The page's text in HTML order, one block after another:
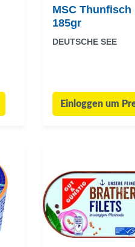
MSC Thunfisch
185gr
DEUTSCHE SEE
Einloggen um